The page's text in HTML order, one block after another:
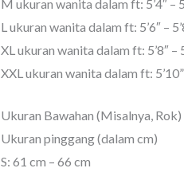
M ukuran wanita dalam ft: 5’4″ –
L ukuran wanita dalam ft: 5’6″ –
XL ukuran wanita dalam ft: 5’8″ –
XXL ukuran wanita dalam ft:
Ukuran Bawahan (Misalnya, Rok)
Ukuran pinggang (dalam cm)
S: 61 cm – 66 cm